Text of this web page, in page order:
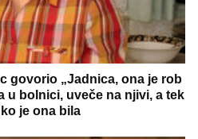
govorio „Jadnica, ona je rob
u bolnici, uveče na njivi, a tek
je ona bila